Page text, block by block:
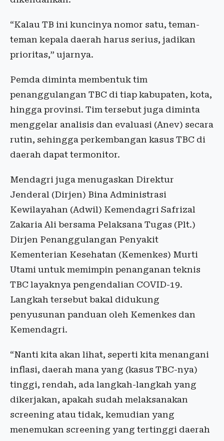
“Kalau TB ini kuncinya nomor satu, teman-
teman kepala daerah harus serius, jadikan
prioritas,” ujarnya.
Pemda diminta membentuk tim
penanggulangan TBC di tiap kabupaten, kota,
hingga provinsi. Tim tersebut juga diminta
menggelar analisis dan evaluasi (Anev) secara
rutin, sehingga perkembangan kasus TBC di
daerah dapat termonitor.
Mendagri juga menugaskan Direktur
Jenderal (Dirjen) Bina Administrasi
Kewilayahan (Adwil) Kemendagri Safrizal
Zakaria Ali bersama Pelaksana Tugas (Plt.)
Dirjen Penanggulangan Penyakit
Kementerian Kesehatan (Kemenkes) Murti
Utami untuk memimpin penanganan teknis
TBC layaknya pengendalian COVID-19.
Langkah tersebut bakal didukung
penyusunan panduan oleh Kemenkes dan
Kemendagri.
“Nanti kita akan lihat, seperti kita menangani
inflasi, daerah mana yang (kasus TBC-nya)
tinggi, rendah, ada langkah-langkah yang
dikerjakan, apakah sudah melaksanakan
screening atau tidak, kemudian yang
menemukan screening yang tertinggi daerah